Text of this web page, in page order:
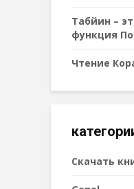
Табйин –
функция
Чтение
Cкачать